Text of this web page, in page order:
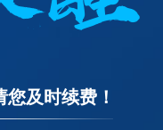
及时续费！